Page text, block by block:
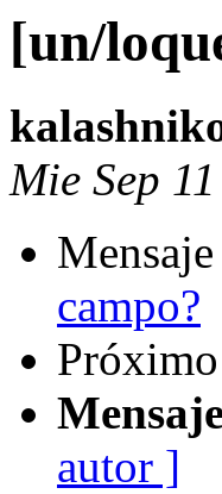
[un/
Mie Sep
campo?
autor ]